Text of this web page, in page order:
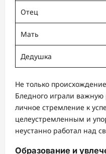
Отец
Мать
Дедушка
Не только
Бледного играли
личное стремление к
целеустремленным и
неустанно работал над
Образование и